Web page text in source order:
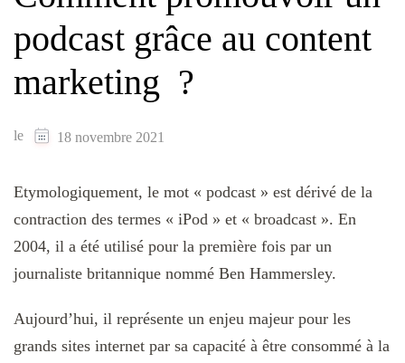
podcast grâce au content
marketing ?
le 18 novembre 2021
Etymologiquement, le mot « podcast » est dérivé de la
contraction des termes « iPod » et « broadcast ». En
2004, il a été utilisé pour la première fois par un
journaliste britannique nommé Ben Hammersley.
Aujourd’hui, il représente un enjeu majeur pour les
grands sites internet par sa capacité à être consommé à la